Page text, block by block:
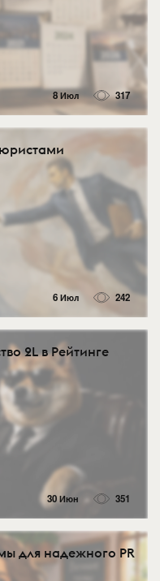
8 Июл 317
6 Июл 242
2L в Рейтинге
30 Июн 351
для надежного PR